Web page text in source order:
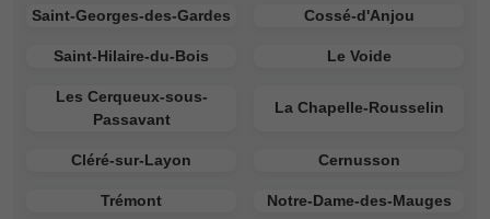
Saint-Georges-des-Gardes Cossé-d'Anjou
Saint-Hilaire-du-Bois Le Voide
Les Cerqueux-sous-
Passavant
La Chapelle-Rousselin
Cléré-sur-Layon Cernusson
Trémont Notre-Dame-des-Mauges